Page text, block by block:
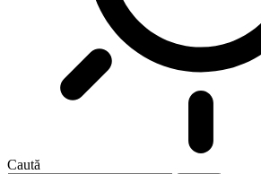
Caută